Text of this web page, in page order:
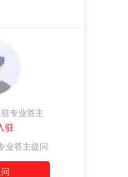
专业答主
驻
业答主提问